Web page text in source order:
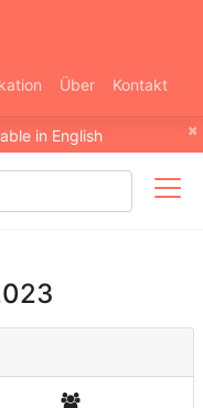
Über Kontakt
×
in English